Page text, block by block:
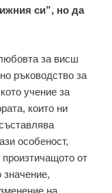
си”, но да
за висш
ръководство за
учение за
които ни
особеност,
от
значение,
на